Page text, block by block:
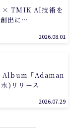
× TMIK AI技術を
出に…
2026.08.01
「Adaman
)リリース
2026.07.29